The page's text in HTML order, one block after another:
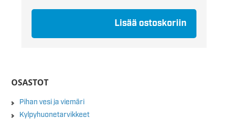
Lisää ostoskoriin
OSASTOT
Pihan vesi ja viemäri
Kylpyhuonetarvikkeet